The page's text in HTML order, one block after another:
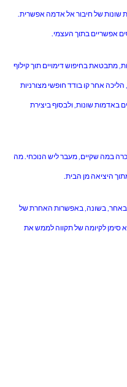
שונות של חיבור אל אדמה אפשרית.
אפשריים בתוך העצמי.
מתבטאת בחיפוש דימויים תוך קילוף
אחר קו בודד חופשי מצורניות
באדמות שונות, ולבסוף ביצירת
במה שקיים, מעבר ליש הנוכחי. מה
היציאה מן הבית.
באחר, בשונה, באפשרות האחרת של
סימן לקיומה של תקווה לממש את